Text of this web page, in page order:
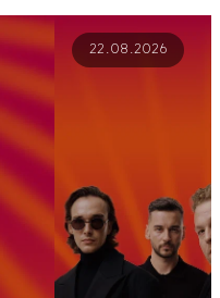
22.08.2026